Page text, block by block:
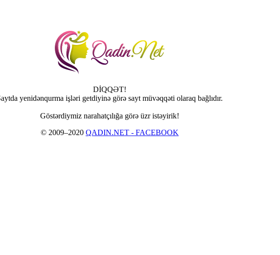
DİQQƏT!
yenidənqurma işləri getdiyinə görə sayt müvəqqəti olaraq bağlıdır.
Göstərdiymiz narahatçılığa görə üzr istəyirik!
© 2009–2020 QADIN.NET - FACEBOOK